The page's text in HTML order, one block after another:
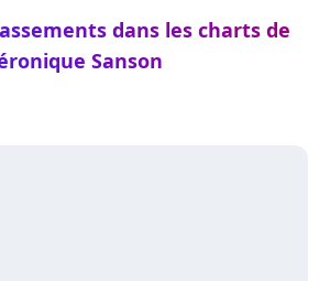
dans les charts de
Sanson